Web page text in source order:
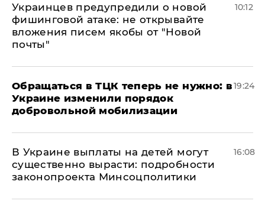
Украинцев предупредили о новой
фишинговой атаке: не открывайте
вложения писем якобы от "Новой
почты"
10:12
Обращаться в ТЦК теперь не нужно: в
Украине изменили порядок
добровольной мобилизации
19:24
В Украине выплаты на детей могут
существенно вырасти: подробности
законопроекта Минсоцполитики
16:08